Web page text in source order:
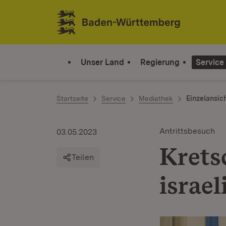
Zum Inhalt springen
Link zur Startseite
Unser Land Regierung Service
Startseite Service Mediathek
Antrittsbesuch
03.05.2023
Teilen